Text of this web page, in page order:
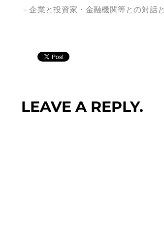
－企業と投資家・金融機関等との対話
LEAVE A REPLY.